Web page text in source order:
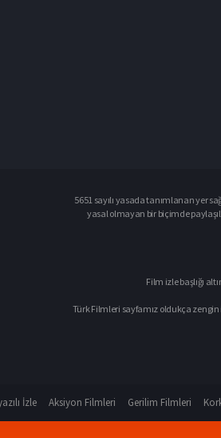
5651 sayılı yasada tanımlanan yer
yasal olmayan bir biçimde
Film izle başlığı
Türk Filmleri sayfamız oldukça
İzle Aksiyon Filmleri Gerilim Filmleri